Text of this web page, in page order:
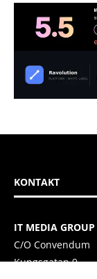
KONTAKT
IT MEDIA
C/O Convendum
Kungsgatan 9